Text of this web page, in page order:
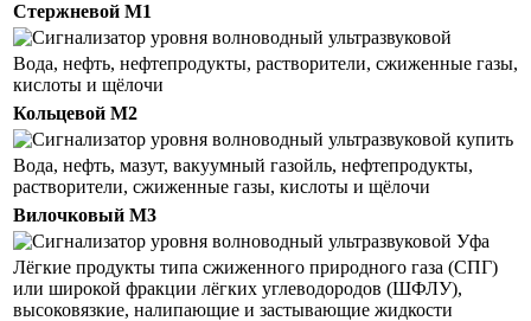
Стержневой М1
Вода, нефть, нефтепродукты, растворители, сжиженные газы,
кислоты и щёлочи
Кольцевой М2
Вода, нефть, мазут, вакуумный газойль, нефтепродукты,
растворители, сжиженные газы, кислоты и щёлочи
Вилочковый М3
Лёгкие продукты типа сжиженного природного газа (СПГ)
или широкой фракции лёгких углеводородов (ШФЛУ),
высоковязкие, налипающие и застывающие жидкости